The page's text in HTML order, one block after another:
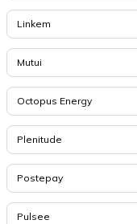
Linkem
Mutui
Octopus Energy
Plenitude
Postepay
Pulsee